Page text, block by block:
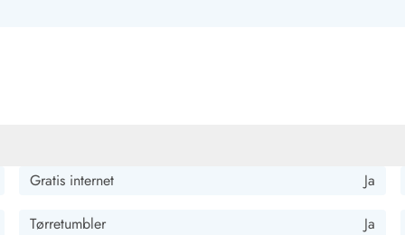
Gratis internet Ja
Tørretumbler Ja